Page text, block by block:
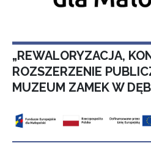
„REWALORYZACJA,
ROZSZERZENIE
MUZEUM ZAMEK W